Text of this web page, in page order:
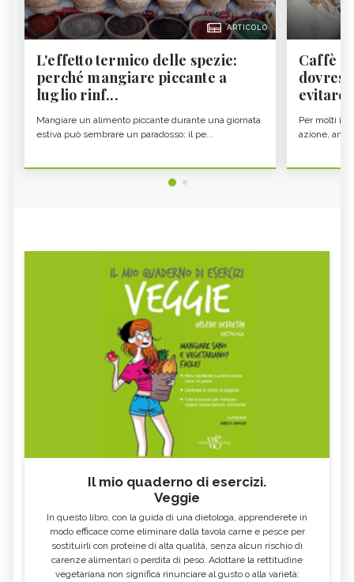
ARTICOLO
L'effetto termico delle spezie:
perché mangiare piccante a
luglio rinf...
Mangiare un alimento piccante durante una giornata
estiva può sembrare un paradosso: il pe...
Caffè
evitare
Per molti il
azione,
Il mio quaderno di esercizi.
Veggie
In questo libro, con la guida di una dietologa, apprenderete in
modo efficace come eliminare dalla tavola carne e pesce per
sostituirli con proteine di alta qualità, senza alcun rischio di
carenze alimentari o perdita di peso. Adottare la rettitudine
vegetariana non significa rinunciare al gusto o alla varietà: